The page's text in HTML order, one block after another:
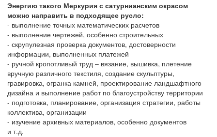
Энергию такого Меркурия с сатурнианским окрасом
можно направить в подходящее русло:
- выполнение точных математических расчетов
- выполнение чертежей, особенно строительных
- скрупулезная проверка документов, достоверности
информации, выполненных платежей
- ручной кропотливый труд – вязание, вышивка, плетение
вручную различного текстиля, создание скульптуры,
гравировка, огранка камней, проектирование ландшафтного
дизайна и выполнение работ по благоустройству территории
- подготовка, планирование, организация стратегии, работы
коллектива, организации
- изучение архивных материалов, особенно документов
и т.д.